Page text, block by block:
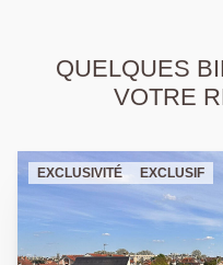
QUELQUES
VOTRE
EXCLUSIVITÉ EXCLUSIF